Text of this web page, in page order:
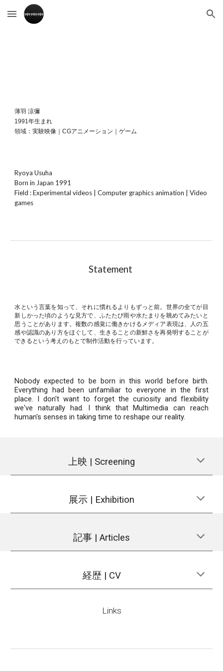
Skip to main content Skip to navigation
薄羽 涼彌
1991年生まれ
領域：実験映像｜CGアニメーション｜ゲーム
Ryoya Usuha
Born in Japan 1991
Field : Experimental videos | Computer graphics animation | Video
games
Statement
水という言葉を知って、それに慣れるよりもずっと前。世界の全てが目
新しかった頃のような見方で、ふたたび雨や水たまりを眺めてみたいと
思うことがあります。複数の感覚に働きかけるメディア表現は、人の五
感や認識のあり方をほぐして、生きることの新鮮さを再発明することが
できるという考えのもとで制作活動を行っています。
Nobody expected to be born in this world before birth.
Everything had been unfamiliar to everyone in the first
place. I don't want to forget the curiosity and flexibility
we've naturally had. I think that Multimedia can reach
human's senses in taking time to reshape our reality.
上映 | Screening
展示 | Exhibition
記事 | Articles
経歴 | CV
Links